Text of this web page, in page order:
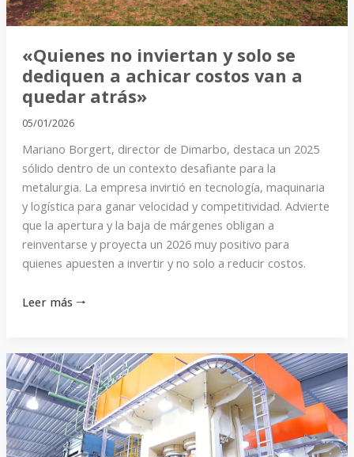
«Quienes no inviertan y solo se
dediquen a achicar costos van a
quedar atrás»
05/01/2026
Mariano Borgert, director de Dimarbo, destaca un 2025
sólido dentro de un contexto desafiante para la
metalurgia. La empresa invirtió en tecnología, maquinaria
y logística para ganar velocidad y competitividad. Advierte
que la apertura y la baja de márgenes obligan a
reinventarse y proyecta un 2026 muy positivo para
quienes apuesten a invertir y no solo a reducir costos.
achicar
van
a
quedar
Leer más 🠒
«Vamos
a
competir
con
nuestro